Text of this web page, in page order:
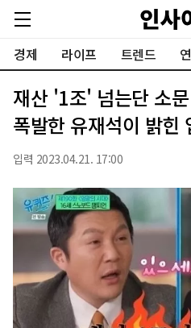
경제 라이프 트렌드
재산 '1조' 넘는단 소
폭발한 유재석이 밝힌
입력 2023.04.21. 17:00